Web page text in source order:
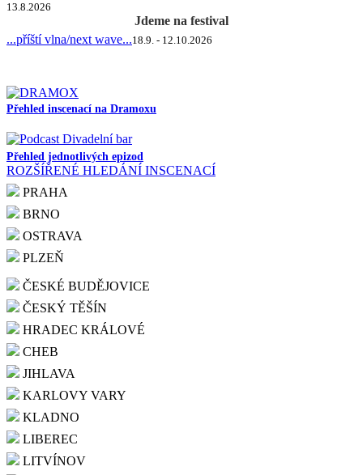
13.8.2026
Jdeme na festival
...příští vlna/next wave...18.9. - 12.10.2026
Přehled inscenací na Dramoxu
Přehled jednotlivých epizod
ROZŠÍŘENÉ HLEDÁNÍ INSCENACÍ
PRAHA
BRNO
OSTRAVA
PLZEŇ
ČESKÉ BUDĚJOVICE
ČESKÝ TĚŠÍN
HRADEC KRÁLOVÉ
CHEB
JIHLAVA
KARLOVY VARY
KLADNO
LIBEREC
LITVÍNOV